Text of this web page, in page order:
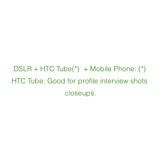
DSLR + HTC Tube(*)  + Mobile Phone: (*)
HTC Tube: Good for profile interview shots
closeups.